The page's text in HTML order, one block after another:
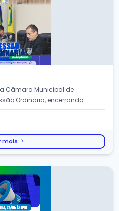
Câmara Municipal de
Ordinária, encerrando
mais